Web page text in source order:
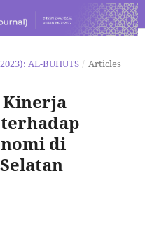
AL-BUHUTS / Articles
Kinerja
di